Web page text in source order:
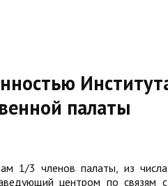
палаты
1/3 членов палаты, из числа
центром по связям с